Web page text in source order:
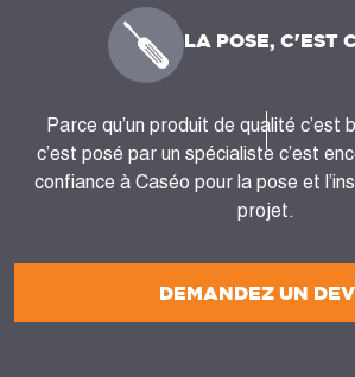
DEMANDEZ UN
LA POSE, C'EST
Parce qu’un produit de qualité c’est
c’est posé par un spécialiste c’est
confiance à Caséo pour la pose et
projet.